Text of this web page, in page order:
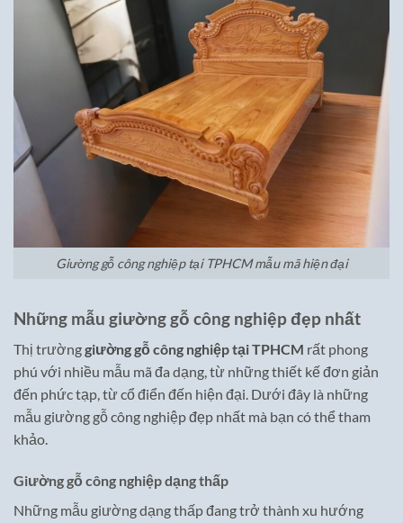
Giường gỗ công nghiệp tại TPHCM mẫu mã hiện đại
Những mẫu giường gỗ công nghiệp đẹp nhất
Thị trườnggiường gỗ công nghiệp tại TPHCM rất phong
phú với nhiều mẫu mã đa dạng, từ những thiết kế đơn giản
đến phức tạp, từ cổ điển đến hiện đại. Dưới đây là những
mẫu giường gỗ công nghiệp đẹp nhất mà bạn có thể tham
khảo.
Giường gỗ công nghiệp dạng thấp
Những mẫu giường dạng thấp đang trở thành xu hướng